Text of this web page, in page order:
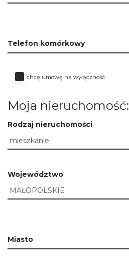
Telefon komórkowy
chcę umowę na wyłączność
Moja nieruchomość:
Rodzaj nieruchomości
Województwo
Miasto